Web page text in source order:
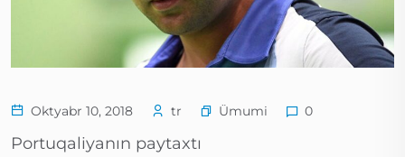
Oktyabr 10, 2018 tr Ümumi 0
Portuqaliyanın paytaxtı